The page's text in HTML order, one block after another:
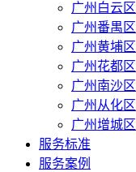
广州白云区
广州番禺区
广州黄埔区
广州花都区
广州南沙区
广州从化区
广州增城区
服务标准
服务案例